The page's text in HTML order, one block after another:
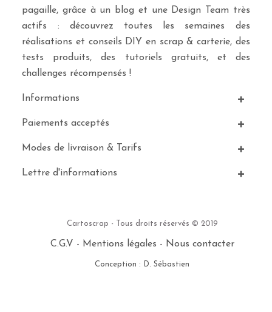
pagaille, grâce à un blog et une Design Team très
actifs : découvrez toutes les semaines des
réalisations et conseils DIY en scrap & carterie, des
tests produits, des tutoriels gratuits, et des
challenges récompensés !
Informations
Paiements acceptés
Modes de livraison & Tarifs
Lettre d'informations
Cartoscrap - Tous droits réservés © 2019
C.G.V - Mentions légales - Nous contacter
Conception : D. Sébastien